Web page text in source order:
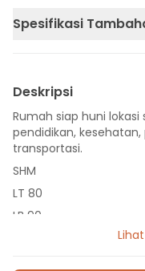
Spesifikasi
Deskripsi
Rumah siap huni
pendidikan,
transportasi.
SHM
LT 80
LB 90